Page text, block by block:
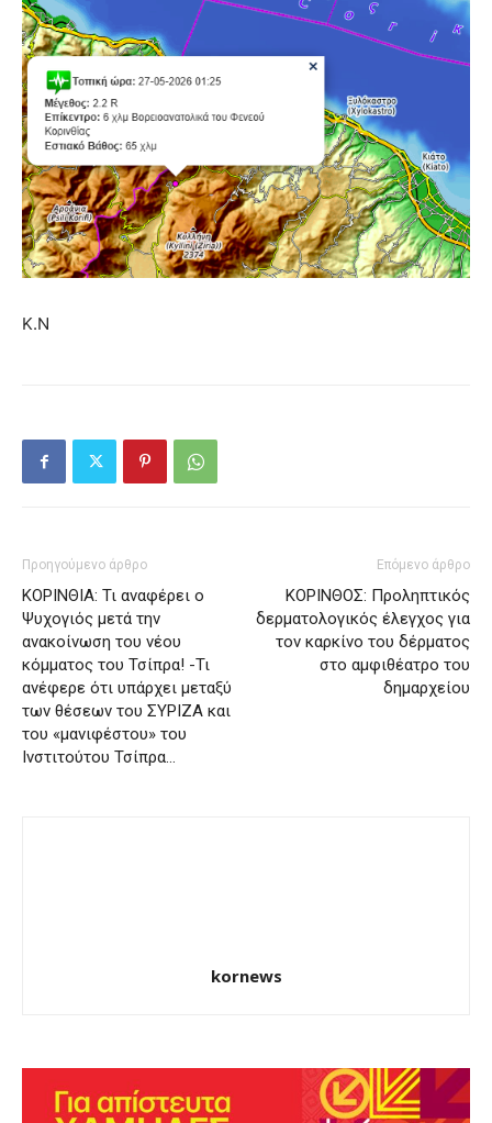
Κ.Ν
Προηγούμενο άρθρο
ΚΟΡΙΝΘΙΑ: Τι αναφέρει ο
Ψυχογιός μετά την
ανακοίνωση του νέου
κόμματος του Τσίπρα! -Τι
ανέφερε ότι υπάρχει μεταξύ
των θέσεων του ΣΥΡΙΖΑ και
του «μανιφέστου» του
Ινστιτούτου Τσίπρα…
Επόμενο άρθρο
ΚΟΡΙΝΘΟΣ: Προληπτικός
δερματολογικός έλεγχος για
τον καρκίνο του δέρματος
στο αμφιθέατρο του
δημαρχείου
kornews